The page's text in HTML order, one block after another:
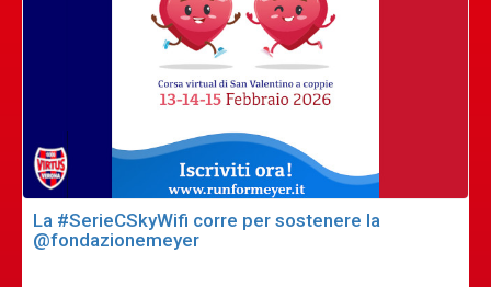
La #SerieCSkyWifi corre per sostenere la
@fondazionemeyer